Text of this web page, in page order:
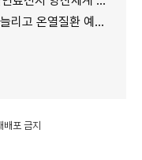
온열질환 예방 총력
포 금지